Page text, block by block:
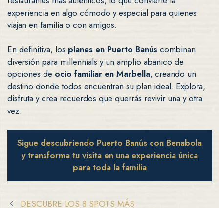
experiencia en algo cómodo y especial para quienes
viajan en familia o con amigos.
En definitiva, los planes en Puerto Banús combinan
diversión para millennials y un amplio abanico de
opciones de ocio familiar en Marbella, creando un
destino donde todos encuentran su plan ideal. Explora,
disfruta y crea recuerdos que querrás revivir una y otra
vez.
Sigue descubriendo Puerto Banús con Benabola
y transforma tu visita en una experiencia única
para toda la familia
DESCUBRE LOS 8 SPOTS MÁS